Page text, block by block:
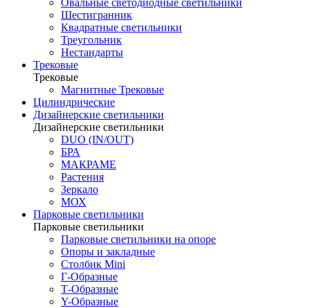
Шестигранник
Квадратные светильники
Треугольник
Нестандарты
Трековые
Трековые
Магнитные Трековые
Цилиндрические
Дизайнерские светильники
Дизайнерские светильники
DUO (IN/OUT)
БРА
МАКРАМЕ
Растения
Зеркало
МОХ
Парковые светильники
Парковые светильники
Парковые светильники на опоре
Опоры и закладные
Столбик Mini
Г-Образные
Т-Образные
Y-Образные